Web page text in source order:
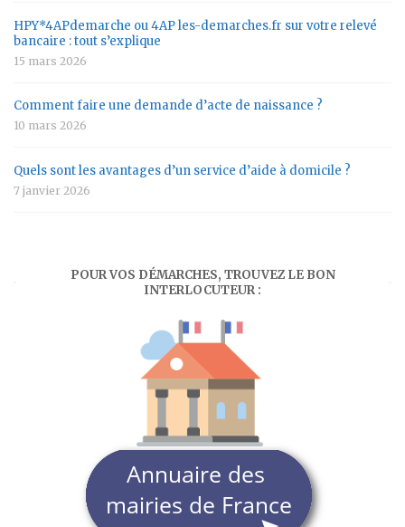
HPY*4APdemarche ou 4AP les-demarches.fr sur votre relevé
bancaire : tout s’explique
15 mars 2026
Comment faire une demande d’acte de naissance ?
10 mars 2026
Quels sont les avantages d’un service d’aide à domicile ?
7 janvier 2026
POUR VOS DÉMARCHES, TROUVEZ LE BON
INTERLOCUTEUR :